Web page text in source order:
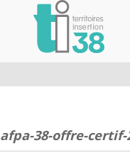
afpa-38-offre-certif-